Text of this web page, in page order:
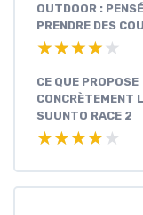
OUTDOOR :
PRENDRE DES
★★★★★
★★★★★
CE QUE PROPOSE
CONCRÈTEMENT
SUUNTO RACE 2
★★★★★
★★★★★